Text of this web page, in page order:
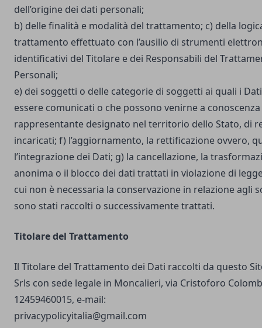
dell’origine dei dati personali;
b) delle finalità e modalità del trattamento; c) della
trattamento effettuato con l’ausilio di strumenti
identificativi del Titolare e dei Responsabili del
Personali;
e) dei soggetti o delle categorie di soggetti ai quali i
essere comunicati o che possono venirne a
rappresentante designato nel territorio dello Stato, di
incaricati; f) l’aggiornamento, la rettificazione ovvero,
l’integrazione dei Dati; g) la cancellazione, la
anonima o il blocco dei dati trattati in violazione di
cui non è necessaria la conservazione in relazione agli
sono stati raccolti o successivamente trattati.
Titolare del Trattamento
Il Titolare del Trattamento dei Dati raccolti da questo
Srls con sede legale in Moncalieri, via Cristoforo
12459460015, e-mail:
privacypolicyitalia@gmail.com